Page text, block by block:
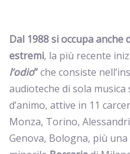
Dal 1988 si occupa
estremi, la più recente
l’odio”che consiste
audioteche di sola
d’animo, attive in 11
Monza, Torino,
Genova, Bologna, più